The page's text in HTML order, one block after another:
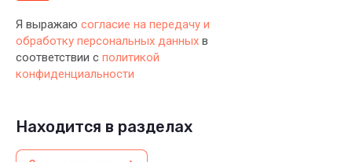
Я выражаю согласие на передачу и
обработку персональных данных в
соответствии с политикой
конфиденциальности
Находится в разделах